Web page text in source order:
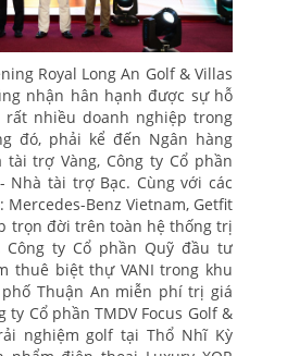
Royal Long An Golf & Villas
nhận hân hạnh được sự hỗ
nhiều doanh nghiệp trong
đó, phải kể đến Ngân hàng
tài trợ Vàng, Công ty Cổ phần
Nhà tài trợ Bạc. Cùng với các
Benz Vietnam, Getfit
trọn đời trên toàn hệ thống trị
ty Cổ phần Quỹ đầu tư
thuê biệt thự VANI trong khu
Thuận An miễn phí trị giá
ty Cổ phần TMDV Focus Golf &
nghiệm golf tại Thổ Nhĩ Kỳ